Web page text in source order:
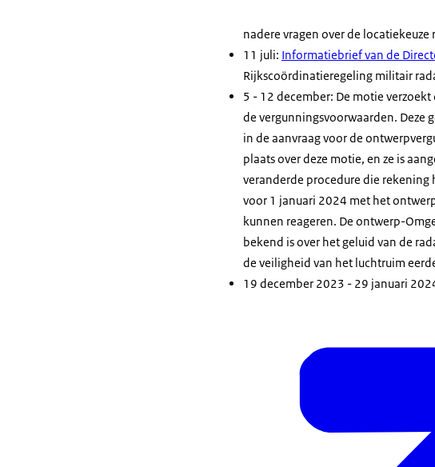
nadere vragen over de
11 juli: Informatiebrief van de
Rijkscoördinatieregeling militair
5 - 12 december: De motie
de vergunningsvoorwaarden. Deze
in de aanvraag voor de
plaats over deze motie, en ze is
veranderde procedure die
voor 1 januari 2024 met het
kunnen reageren. De ontwerp-
bekend is over het geluid van de
de veiligheid van het luchtruim
19 december 2023 - 29 januari